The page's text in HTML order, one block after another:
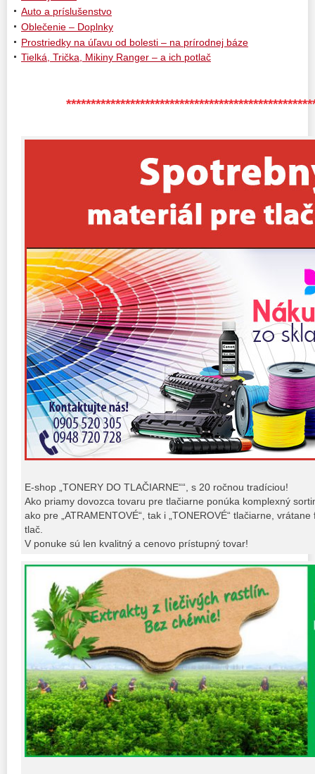
Auto a príslušenstvo
Oblečenie – Doplnky
Prostriedky na úľavu od bolesti – na prírodnej báze
Tielká, Trička, Mikiny Ranger – a ich potlač
E-shop „TONERY DO TLAČIARNE““, s 20 ročnou tradíciou!
Ako priamy dovozca tovaru pre tlačiarne ponúka komplexný
ako pre „ATRAMENTOVÉ“, tak i „TONEROVÉ“ tlačiarne,
tlač.
V ponuke sú len kvalitný a cenovo prístupný tovar!